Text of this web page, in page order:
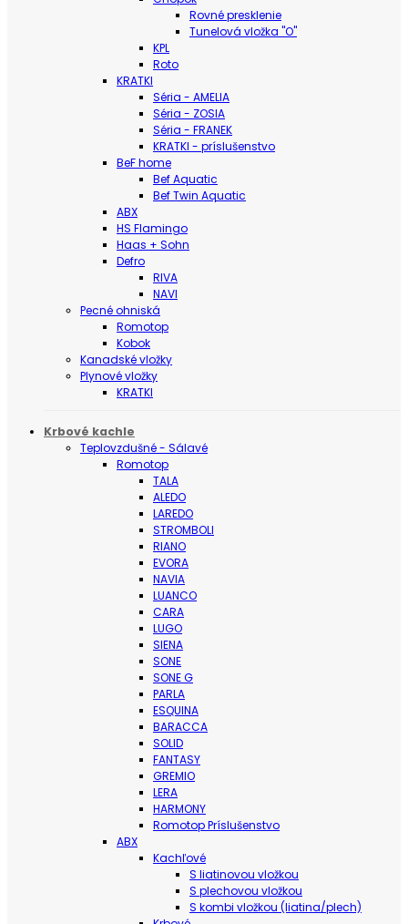
Rovné presklenie
Tunelová vložka "O"
KPL
Roto
KRATKI
Séria - AMELIA
Séria - ZOSIA
Séria - FRANEK
KRATKI - príslušenstvo
BeF home
Bef Aquatic
Bef Twin Aquatic
ABX
HS Flamingo
Haas + Sohn
Defro
RIVA
NAVI
Pecné ohniská
Romotop
Kobok
Kanadské vložky
Plynové vložky
KRATKI
Krbové kachle
Teplovzdušné - Sálavé
Romotop
TALA
ALEDO
LAREDO
STROMBOLI
RIANO
EVORA
NAVIA
LUANCO
CARA
LUGO
SIENA
SONE
SONE G
PARLA
ESQUINA
BARACCA
SOLID
FANTASY
GREMIO
LERA
HARMONY
Romotop Príslušenstvo
ABX
Kachľové
S liatinovou vložkou
S plechovou vložkou
S kombi vložkou (liatina/plech)